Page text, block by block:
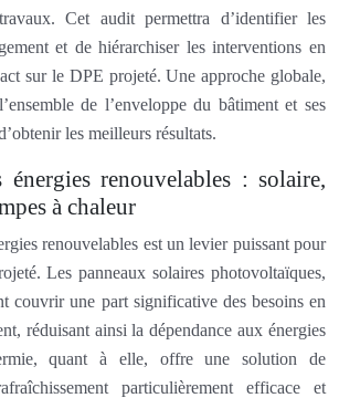
Cet audit permettra d’identifier les
et de hiérarchiser les interventions en
sur le DPE projeté. Une approche globale,
de l’enveloppe du bâtiment et ses
les meilleurs résultats.
énergies renouvelables : solaire,
à chaleur
renouvelables est un levier puissant pour
Les panneaux solaires photovoltaïques,
couvrir une part significative des besoins en
réduisant ainsi la dépendance aux énergies
quant à elle, offre une solution de
particulièrement efficace et